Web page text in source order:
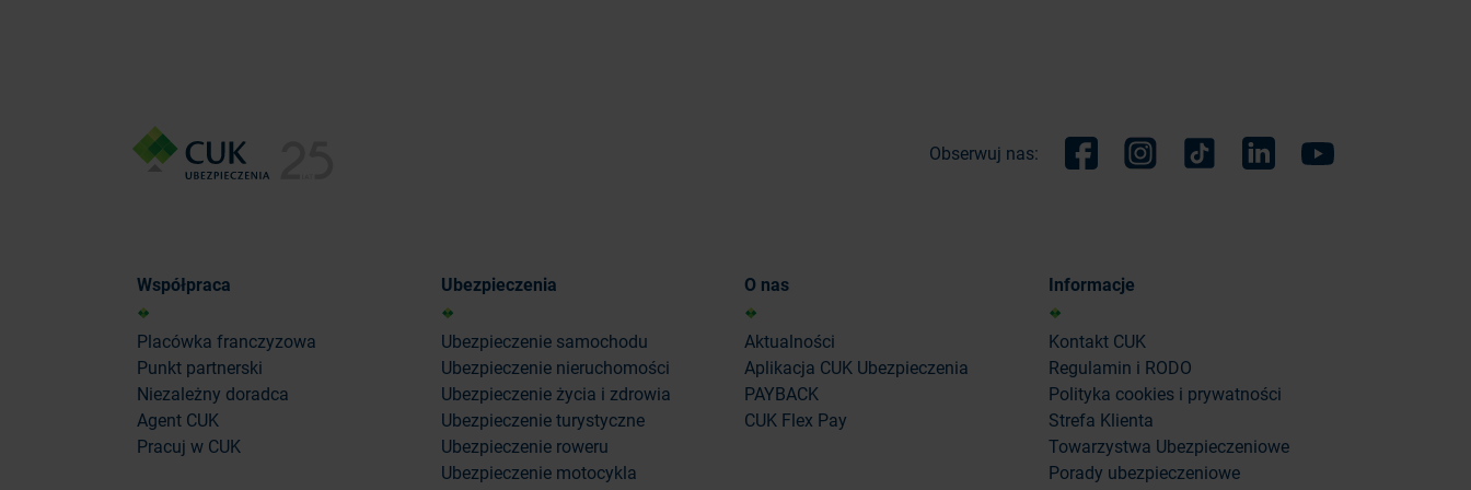
Obserwuj nas:
Współpraca
Placówka franczyzowa
Punkt partnerski
Niezależny doradca
Agent CUK
Pracuj w CUK
Ubezpieczenia
Ubezpieczenie samochodu
Ubezpieczenie nieruchomości
Ubezpieczenie życia i zdrowia
Ubezpieczenie turystyczne
Ubezpieczenie roweru
Ubezpieczenie motocykla
O nas
Aktualności
Aplikacja CUK Ubezpieczenia
PAYBACK
CUK Flex Pay
Informacje
Kontakt CUK
Regulamin i RODO
Polityka cookies i prywatności
Strefa Klienta
Towarzystwa Ubezpieczeniowe
Porady ubezpieczeniowe